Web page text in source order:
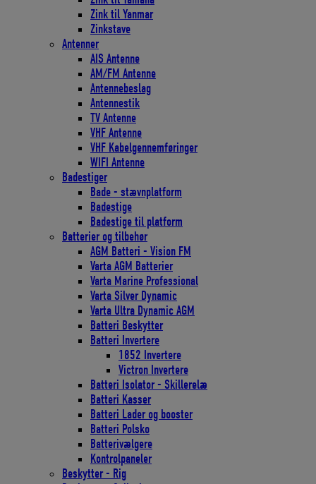
Zink til Yanmar
Zinkstave
Antenner
AIS Antenne
AM/FM Antenne
Antennebeslag
Antennestik
TV Antenne
VHF Antenne
VHF Kabelgennemføringer
WIFI Antenne
Badestiger
Bade - stævnplatform
Badestige
Badestige til platform
Batterier og tilbehør
AGM Batteri - Vision FM
Varta AGM Batterier
Varta Marine Professional
Varta Silver Dynamic
Varta Ultra Dynamic AGM
Batteri Beskytter
Batteri Invertere
1852 Invertere
Victron Invertere
Batteri Isolator - Skillerelæ
Batteri Kasser
Batteri Lader og booster
Batteri Polsko
Batterivælgere
Kontrolpaneler
Beskytter - Rig